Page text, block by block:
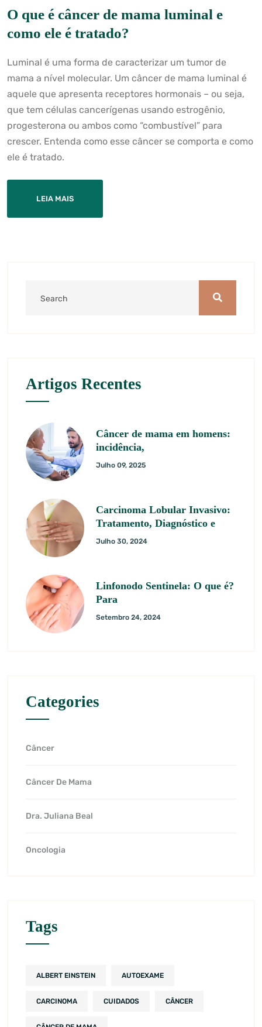
O que é câncer de mama luminal e
como ele é tratado?
Luminal é uma forma de caracterizar um tumor de
mama a nível molecular. Um câncer de mama luminal é
aquele que apresenta receptores hormonais – ou seja,
que tem células cancerígenas usando estrogênio,
progesterona ou ambos como “combustível” para
crescer. Entenda como esse câncer se comporta e como
ele é tratado.
LEIA MAIS
Artigos Recentes
Câncer de mama em homens:
incidência,
Julho 09, 2025
Carcinoma Lobular Invasivo:
Tratamento, Diagnóstico e
Julho 30, 2024
Linfonodo Sentinela: O que é?
Para
Setembro 24, 2024
Categories
Câncer
Câncer De Mama
Dra. Juliana Beal
Oncologia
Tags
ALBERT EINSTEIN AUTOEXAME
CARCINOMA CUIDADOS CÂNCER